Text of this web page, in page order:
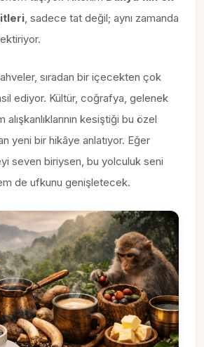
, sadece tat değil; aynı zamanda
sıradan bir içecekten çok
ediyor. Kültür, coğrafya, gelenek
kesiştiği bu özel
yeni bir hikâye anlatıyor. Eğer
seven biriysen, bu yolculuk seni
de ufkunu genişletecek.